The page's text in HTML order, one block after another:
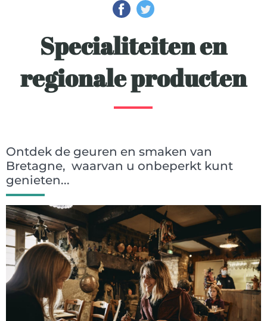
Specialiteiten en
regionale producten
Ontdek de geuren en smaken van
Bretagne, waarvan u onbeperkt kunt
genieten...